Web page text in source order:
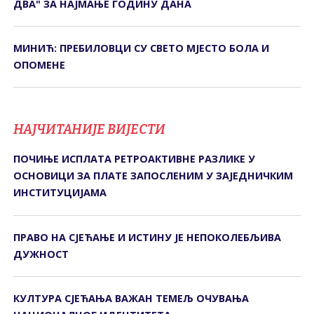
ДВА" ЗА НАЈМАЊЕ ГОДИНУ ДАНА
МИНИЋ: ПРЕБИЛОВЦИ СУ СВЕТО МЈЕСТО БОЛА И
ОПОМЕНЕ
НАЈЧИТАНИЈЕ ВИЈЕСТИ
ПОЧИЊЕ ИСПЛАТА РЕТРОАКТИВНЕ РАЗЛИКЕ У
ОСНОВИЦИ ЗА ПЛАТЕ ЗАПОСЛЕНИМ У ЗАЈЕДНИЧКИМ
ИНСТИТУЦИЈАМА
ПРАВО НА СЈЕЋАЊЕ И ИСТИНУ ЈЕ НЕПОКОЛЕБЉИВА
ДУЖНОСТ
КУЛТУРА СЈЕЋАЊА ВАЖАН ТЕМЕЉ ОЧУВАЊА